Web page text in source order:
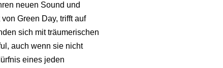
neuen Sound und
Green Day, trifft auf
sich mit träumerischen
auch wenn sie nicht
eines jeden